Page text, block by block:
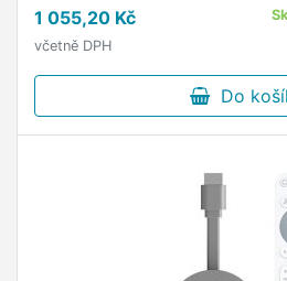
Zabudovaný výkonný
1 055,20 Kč
včetně DPH
Do